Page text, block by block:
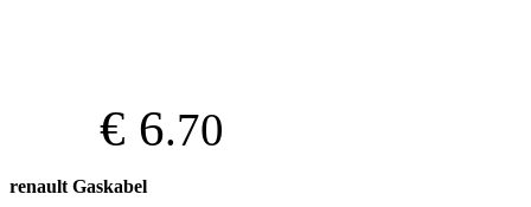
€ 6.70
renault Gaskabel